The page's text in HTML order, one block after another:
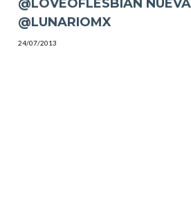
@LOVEOFLESBIAN
@LUNARIOMX
24/07/2013